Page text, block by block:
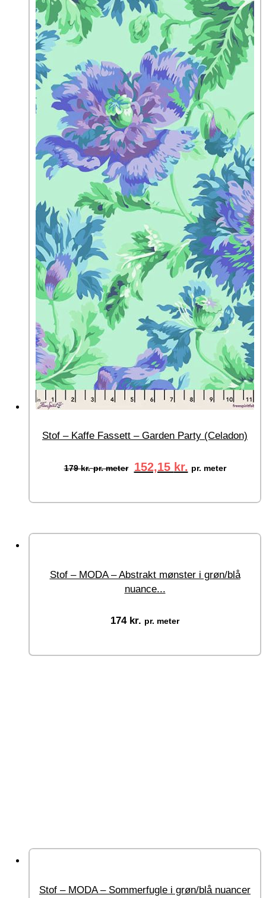
Stof – Kaffe Fassett – Garden Party (Celadon)
179kr. pr. meter 152,15 kr. pr. meter
Stof – MODA – Abstrakt mønster i grøn/blå
nuance...
174 kr. pr. meter
Stof – MODA – Sommerfugle i grøn/blå nuancer